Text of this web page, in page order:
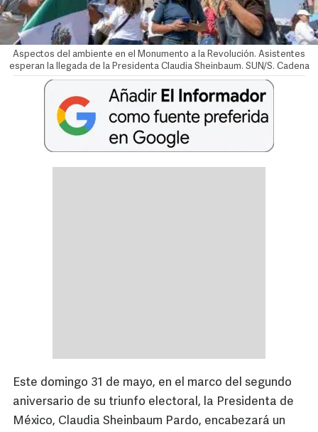
Aspectos del ambiente en el Monumento a la Revolución. Asistentes
esperan la llegada de la Presidenta Claudia Sheinbaum. SUN/S. Cadena
Este domingo 31 de mayo, en el marco del segundo
aniversario de su triunfo electoral, la Presidenta de
México, Claudia Sheinbaum Pardo, encabezará un